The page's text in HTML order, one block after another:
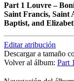
Part 1 Louvre–
Saint Francis, Saint
Baptist, and
Editar atribución
Descargar a tamaño
Volver al álbum: Part